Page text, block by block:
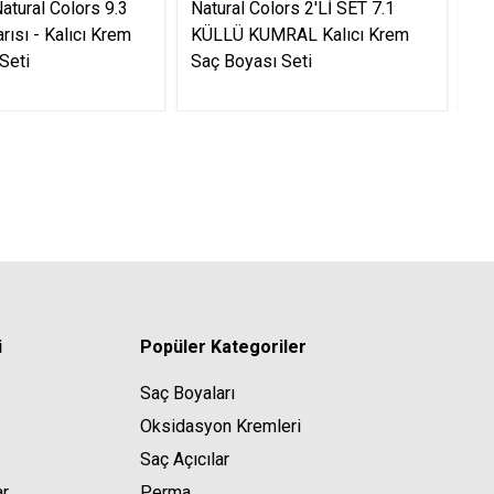
Colors 9.3
- Kalıcı Krem
Natural Colors 2'Lİ SET 7.1
KÜLLÜ KUMRAL Kalıcı Krem
Saç Boyası Seti
Popüler Kategoriler
Saç Boyaları
Oksidasyon Kremleri
Saç Açıcılar